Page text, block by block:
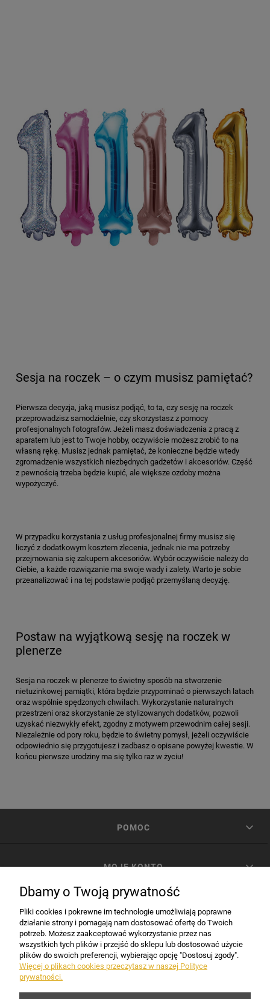
Sesja na roczek – o czym musisz pamiętać?
Pierwsza decyzja, jaką musisz podjąć, to ta, czy sesję na roczek
przeprowadzisz samodzielnie, czy skorzystasz z pomocy
profesjonalnych fotografów. Jeżeli masz doświadczenia z pracą z
aparatem lub jest to Twoje hobby, oczywiście możesz zrobić to na
własną rękę. Musisz jednak pamiętać, że konieczne będzie wtedy
zgromadzenie wszystkich niezbędnych gadżetów i akcesoriów. Część
z pewnością trzeba będzie kupić, ale większe ozdoby można
wypożyczyć.
W przypadku korzystania z usług profesjonalnej firmy musisz się
liczyć z dodatkowym kosztem zlecenia, jednak nie ma potrzeby
przejmowania się zakupem akcesoriów. Wybór oczywiście należy do
Ciebie, a każde rozwiązanie ma swoje wady i zalety. Warto je sobie
przeanalizować i na tej podstawie podjąć przemyślaną decyzję.
Postaw na wyjątkową sesję na roczek w
plenerze
Sesja na roczek w plenerze to świetny sposób na stworzenie
nietuzinkowej pamiątki, która będzie przypominać o pierwszych latach
oraz wspólnie spędzonych chwilach. Wykorzystanie naturalnych
przestrzeni oraz skorzystanie ze stylizowanych dodatków, pozwoli
uzyskać niezwykły efekt, zgodny z motywem przewodnim całej sesji.
Niezależnie od pory roku, będzie to świetny pomysł, jeżeli oczywiście
odpowiednio się przygotujesz i zadbasz o opisane powyżej kwestie. W
końcu pierwsze urodziny ma się tylko raz w życiu!
POMOC
MOJE KONTO
INFORMACJE
Dbamy o Twoją prywatność
Pliki cookies i pokrewne im technologie umożliwiają poprawne
działanie strony i pomagają nam dostosować ofertę do Twoich
potrzeb. Możesz zaakceptować wykorzystanie przez nas
wszystkich tych plików i przejść do sklepu lub dostosować użycie
plików do swoich preferencji, wybierając opcję "Dostosuj zgody".
Więcej o plikach cookies przeczytasz w naszej Polityce
prywatności.